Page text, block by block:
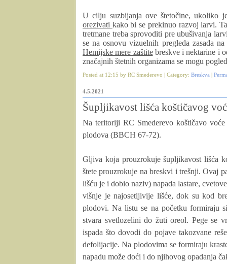
U cilju suzbijanja ove štetočine, ukoliko
orezivati kako bi se prekinuo razvoj larvi.
tretmane treba sprovoditi pre ubušivanja
se na osnovu vizuelnih pregleda zasada
Hemijske mere zaštitebreskve i nektarine i
značajnih štetnih organizama se mogu
Posted at 12:15 by RC Smederevo | Category: Breskva
4.5.2021
Šupljikavost lišća koštičavog
Na teritoriji RC Smederevo koštičavo
plodova (BBCH 67-72).
Gljiva koja prouzrokuje šupljikavost lišća
štete prouzrokuje na breskvi i trešnji. Ovaj
lišću je i dobio naziv) napada lastare,
višnje je najosetljivije lišće, dok su kod
plodovi. Na listu se na početku formiraju
stvara svetlozelini do žuti oreol. Pege se
ispada što dovodi do pojave takozvane
defolijacije. Na plodovima se formiraju
napadu može doći i do njihovog opadanja